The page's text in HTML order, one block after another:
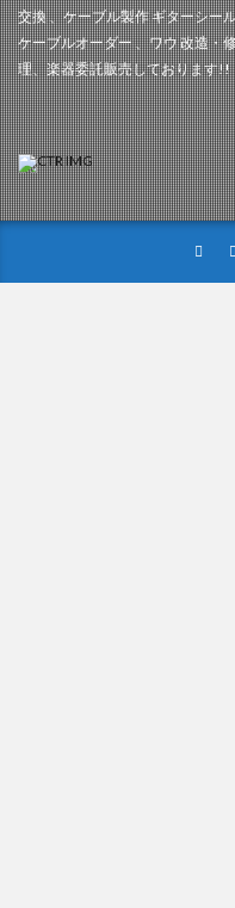
交換 、ケーブル製作 ギターシー
ケーブルオーダー 、ワウ 改造・
理、楽器委託販売しております!!